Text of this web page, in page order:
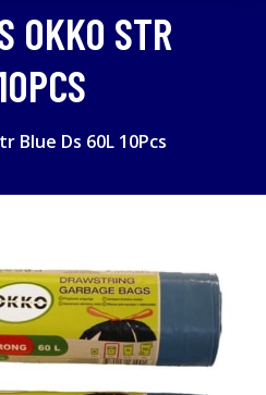
OKKO STR
Blue Ds 60L 10Pcs